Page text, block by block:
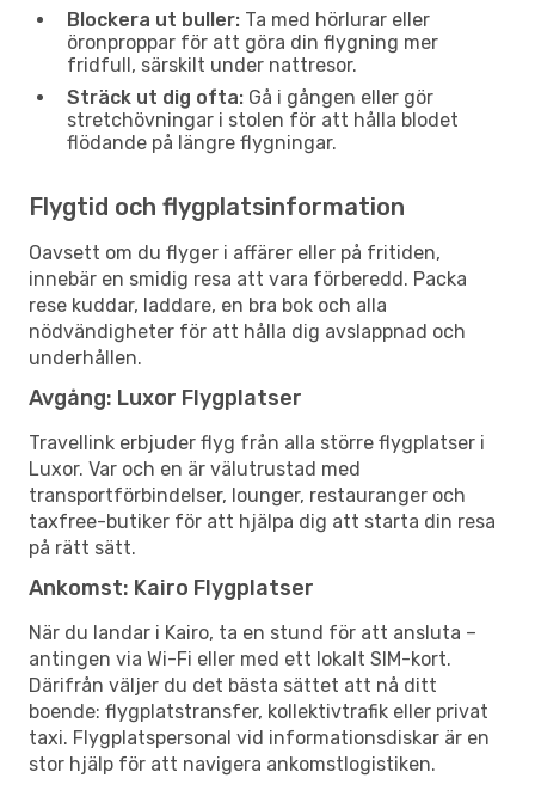
Blockera ut buller: Ta med hörlurar eller
öronproppar för att göra din flygning mer
fridfull, särskilt under nattresor.
Sträck ut dig ofta: Gå i gången eller gör
stretchövningar i stolen för att hålla blodet
flödande på längre flygningar.
Flygtid och flygplatsinformation
Oavsett om du flyger i affärer eller på fritiden,
innebär en smidig resa att vara förberedd. Packa
rese kuddar, laddare, en bra bok och alla
nödvändigheter för att hålla dig avslappnad och
underhållen.
Avgång: Luxor Flygplatser
Travellink erbjuder flyg från alla större flygplatser i
Luxor. Var och en är välutrustad med
transportförbindelser, lounger, restauranger och
taxfree-butiker för att hjälpa dig att starta din resa
på rätt sätt.
Ankomst: Kairo Flygplatser
När du landar i Kairo, ta en stund för att ansluta –
antingen via Wi-Fi eller med ett lokalt SIM-kort.
Därifrån väljer du det bästa sättet att nå ditt
boende: flygplatstransfer, kollektivtrafik eller privat
taxi. Flygplatspersonal vid informationsdiskar är en
stor hjälp för att navigera ankomstlogistiken.